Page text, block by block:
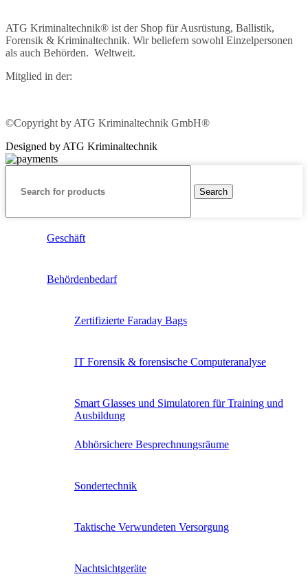
ATG Kriminaltechnik® ist der Shop für Ausrüstung, Ballistik,
Forensik & Kriminaltechnik. Wir beliefern sowohl Einzelpersonen
als auch Behörden. Weltweit.
Mitglied in der:
©Copyright by ATG Kriminaltechnik GmbH®
Designed by ATG Kriminaltechnik
Search
Geschäft
Behördenbedarf
Zertifizierte Faraday Bags
IT Forensik & forensische Computeranalyse
Smart Glasses und Simulatoren für Training und
Ausbildung
Abhörsichere Besprechnungsräume
Sondertechnik
Taktische Verwundeten Versorgung
Nachtsichtgeräte